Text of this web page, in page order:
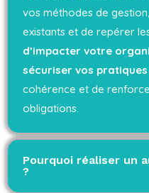
vos méthodes de
existants et de repérer
d’impacter votre
sécuriser vos pratiques
cohérence et de
obligations.
Pourquoi réaliser un
?